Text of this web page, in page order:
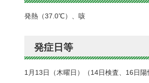
発熱（37.0℃）、咳
発症日等
1月13日（木曜日）（14日検査、16日陽